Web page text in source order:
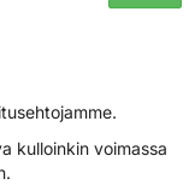
kulloinkin voimassa